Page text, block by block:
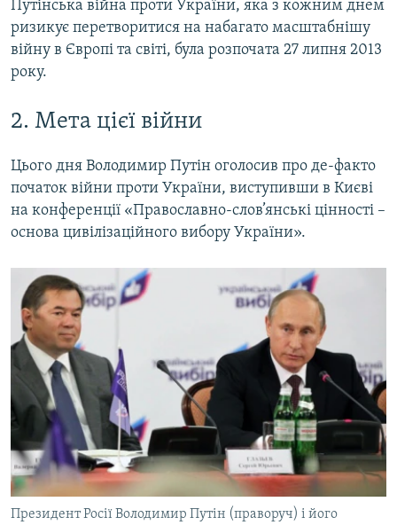
Путінська війна проти України, яка з кожним днем
ризикує перетворитися на набагато масштабнішу
війну в Європі та світі, була розпочата 27 липня 2013
року.
2. Мета цієї війни
Цього дня Володимир Путін оголосив про де-факто
початок війни проти України, виступивши в Києві
на конференції «Православно-слов’янські цінності –
основа цивілізаційного вибору України».
Президент Росії Володимир Путін (праворуч) і його